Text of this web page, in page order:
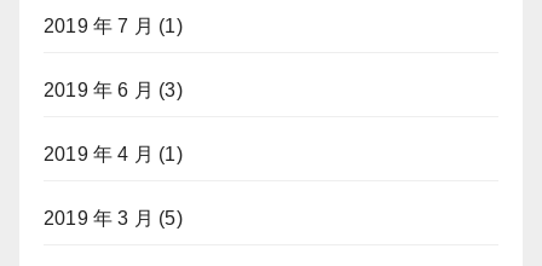
2019 年 7 月 (1)
2019 年 6 月 (3)
2019 年 4 月 (1)
2019 年 3 月 (5)